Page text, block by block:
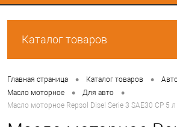
Каталог товаров
Главная страница • Каталог товаров •
Масло моторное • Для авто •
Масло моторное Repsol Disel Serie 3 SAE30 CP 5 л